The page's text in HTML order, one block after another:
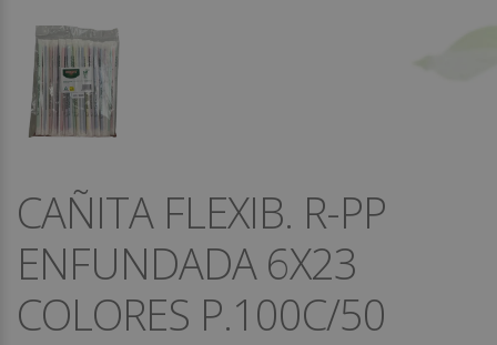
CAÑITA FLEXIB. R-PP
ENFUNDADA 6X23
COLORES P.100C/50